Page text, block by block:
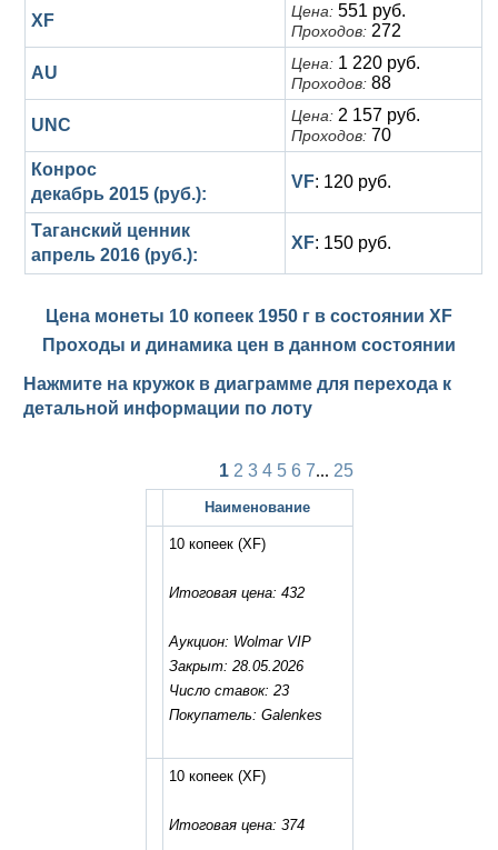
XF Цена: 551 руб.
Проходов: 272
AU Цена: 1 220 руб.
Проходов: 88
UNC Цена: 2 157 руб.
Проходов: 70
Конрос
декабрь 2015 (руб.):
VF: 120 руб.
Таганский ценник
апрель 2016 (руб.):
XF: 150 руб.
Цена монеты 10 копеек 1950 г в состоянии XF
Проходы и динамика цен в данном состоянии
Нажмите на кружок в диаграмме для перехода к
детальной информации по лоту
1 2 3 4 5 6 7... 25
Наименование
10 копеек(XF)
Итоговая цена: 432
Аукцион: Wolmar VIP
Закрыт: 28.05.2026
Число ставок: 23
Покупатель: Galenkes
10 копеек(XF)
Итоговая цена: 374